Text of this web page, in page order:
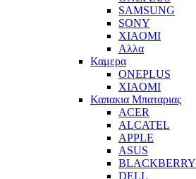
SAMSUNG
SONY
XIAOMI
Αλλα
Καμερα
ONEPLUS
XIAOMI
Καπακια Μπαταριας
ACER
ALCATEL
APPLE
ASUS
BLACKBERRY
DELL